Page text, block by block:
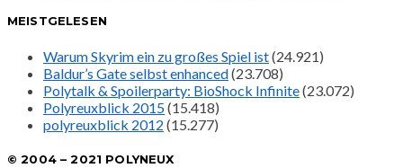
MEISTGELESEN
Warum Skyrim ein zu großes Spiel ist(24.921)
Baldur’s Gate selbst enhanced(23.708)
Polytalk & Spoilerparty: BioShock Infinite(23.072)
Polyreuxblick 2015(15.418)
polyreuxblick 2012 (15.277)
© 2004 – 2021 POLYNEUX